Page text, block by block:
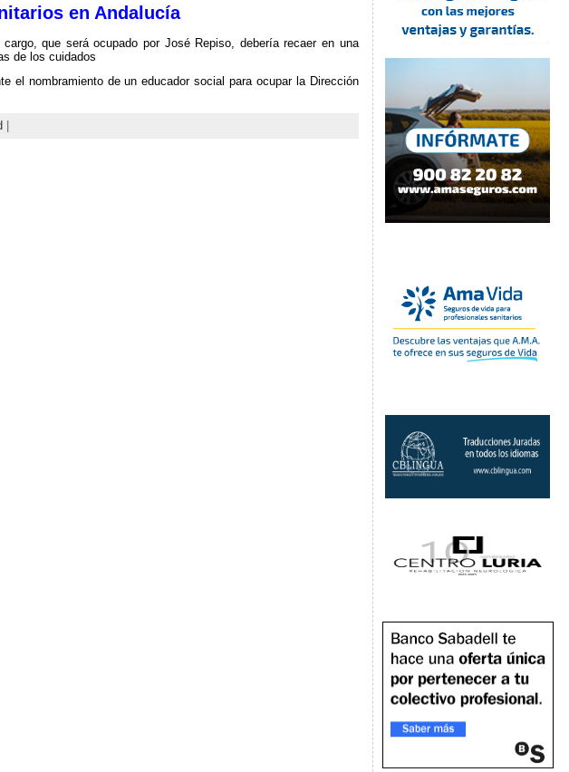
en Andalucía
que será ocupado por José Repiso, debería recaer en una
de los cuidados
el nombramiento de un educador social para ocupar la Dirección